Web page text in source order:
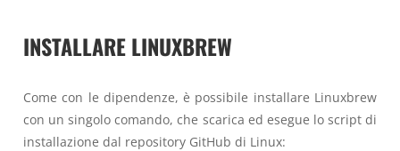
INSTALLARE LINUXBREW
Come con le dipendenze, è possibile installare Linuxbrew
con un singolo comando, che scarica ed esegue lo script di
installazione dal repository GitHub di Linux: